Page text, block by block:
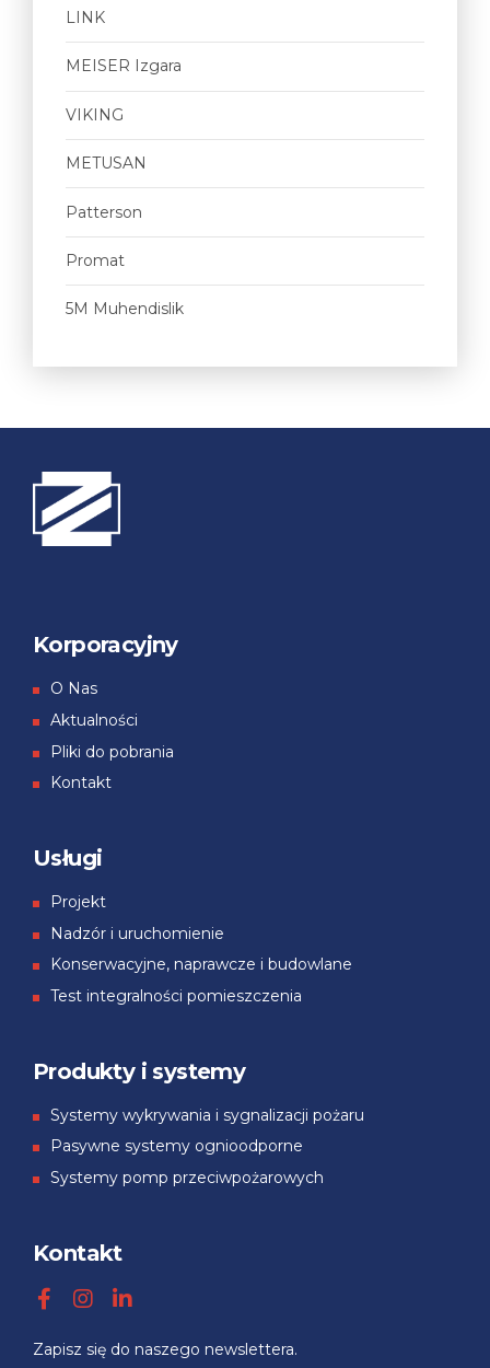
LINK
MEISER Izgara
VIKING
METUSAN
Patterson
Promat
5M Muhendislik
Korporacyjny
О Nas
Aktualności
Pliki do pobrania
Kontakt
Usługi
Projekt
Nadzór i uruchomienie
Konserwacyjne, naprawcze i budowlane
Test integralności pomieszczenia
Produkty i systemy
Systemy wykrywania i sygnalizacji pożaru
Pasywne systemy ognioodporne
Systemy pomp przeciwpożarowych
Kontakt
Zapisz się do naszego newslettera.